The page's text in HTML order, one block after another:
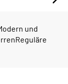
und